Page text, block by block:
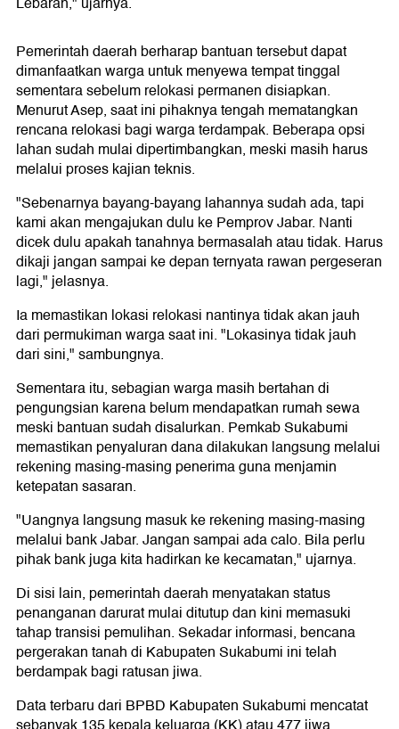
Pemerintah daerah berharap bantuan tersebut dapat
dimanfaatkan warga untuk menyewa tempat tinggal
sementara sebelum relokasi permanen disiapkan.
Menurut Asep, saat ini pihaknya tengah mematangkan
rencana relokasi bagi warga terdampak. Beberapa opsi
lahan sudah mulai dipertimbangkan, meski masih harus
melalui proses kajian teknis.
"Sebenarnya bayang-bayang lahannya sudah ada, tapi
kami akan mengajukan dulu ke Pemprov Jabar. Nanti
dicek dulu apakah tanahnya bermasalah atau tidak. Harus
dikaji jangan sampai ke depan ternyata rawan pergeseran
lagi," jelasnya.
Ia memastikan lokasi relokasi nantinya tidak akan jauh
dari permukiman warga saat ini. "Lokasinya tidak jauh
dari sini," sambungnya.
Sementara itu, sebagian warga masih bertahan di
pengungsian karena belum mendapatkan rumah sewa
meski bantuan sudah disalurkan. Pemkab Sukabumi
memastikan penyaluran dana dilakukan langsung melalui
rekening masing-masing penerima guna menjamin
ketepatan sasaran.
"Uangnya langsung masuk ke rekening masing-masing
melalui bank Jabar. Jangan sampai ada calo. Bila perlu
pihak bank juga kita hadirkan ke kecamatan," ujarnya.
Di sisi lain, pemerintah daerah menyatakan status
penanganan darurat mulai ditutup dan kini memasuki
tahap transisi pemulihan. Sekadar informasi, bencana
pergerakan tanah di Kabupaten Sukabumi ini telah
berdampak bagi ratusan jiwa.
Data terbaru dari BPBD Kabupaten Sukabumi mencatat